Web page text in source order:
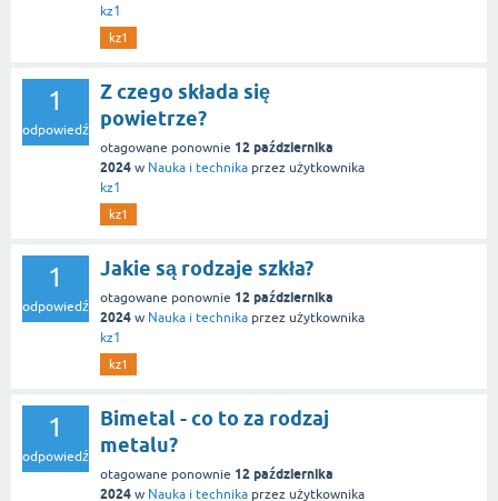
kz1
kz1
1
odpowiedź
Z czego składa się
powietrze?
otagowane ponownie 12 października
2024 w Nauka i technika przez użytkownika
kz1
kz1
1
odpowiedź
Jakie są rodzaje szkła?
otagowane ponownie 12 października
2024 w Nauka i technika przez użytkownika
kz1
kz1
1
odpowiedź
Bimetal - co to za rodzaj
metalu?
otagowane ponownie 12 października
2024 w Nauka i technika przez użytkownika